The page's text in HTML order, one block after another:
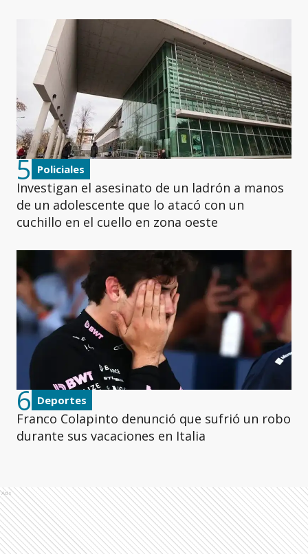
5 Policiales
Investigan el asesinato de un ladrón a manos
de un adolescente que lo atacó con un
cuchillo en el cuello en zona oeste
6 Deportes
Franco Colapinto denunció que sufrió un robo
durante sus vacaciones en Italia
Ads